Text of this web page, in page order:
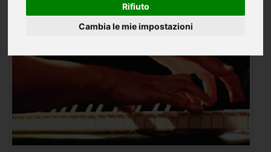
Rifiuto
Cambia le mie impostazioni